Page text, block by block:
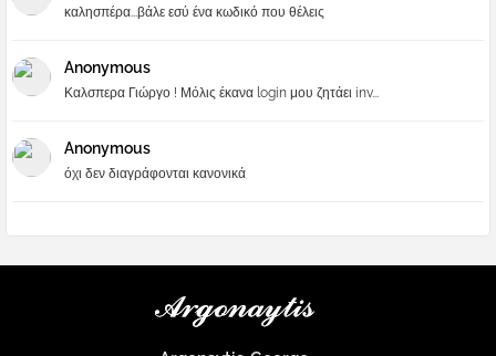
καλησπέρα...βάλε εσύ ένα κωδικό που θέλεις
Anonymous
Καλσπερα Γιώργο ! Μόλις έκανα login μου ζητάει inv...
Anonymous
όχι δεν διαγράφονται κανονικά